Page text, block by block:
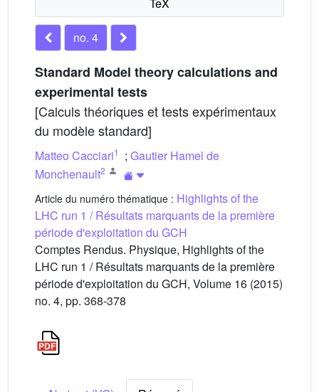
no. 4
Standard Model theory calculations and
experimental tests
[Calculs théoriques et tests expérimentaux
du modèle standard]
Matteo Cacciari1 ; Gautier Hamel de
Monchenault2
Article du numéro thématique : Highlights of the
LHC run 1 / Résultats marquants de la première
période d'exploitation du GCH
Comptes Rendus. Physique, Highlights of the
LHC run 1 / Résultats marquants de la première
période d'exploitation du GCH, Volume 16 (2015)
no. 4, pp. 368-378